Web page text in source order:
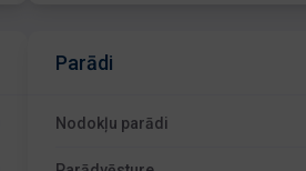
Parādi
Nodokļu parādi